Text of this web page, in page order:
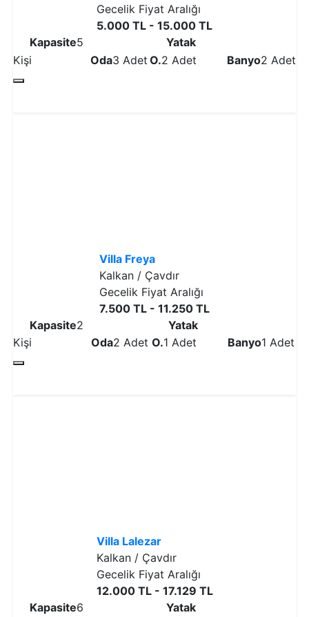
Gecelik Fiyat Aralığı
5.000 TL - 15.000 TL
Kapasite5
Kişi
Oda3 Adet
Yatak
O.2 Adet Banyo2 Adet
Villa Freya
Kalkan / Çavdır
Gecelik Fiyat Aralığı
7.500 TL - 11.250 TL
Kapasite2
Kişi
Oda2 Adet
Yatak
O.1 Adet Banyo1 Adet
Villa Lalezar
Kalkan / Çavdır
Gecelik Fiyat Aralığı
12.000 TL - 17.129 TL
Kapasite6
Yatak